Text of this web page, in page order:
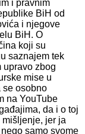
i pravnim
BiH od
i njegove
BiH. O
koji su
saznajem tek
upravo zbog
mise u
se osobno
na YouTube
da i o toj
jer ja
samo svome